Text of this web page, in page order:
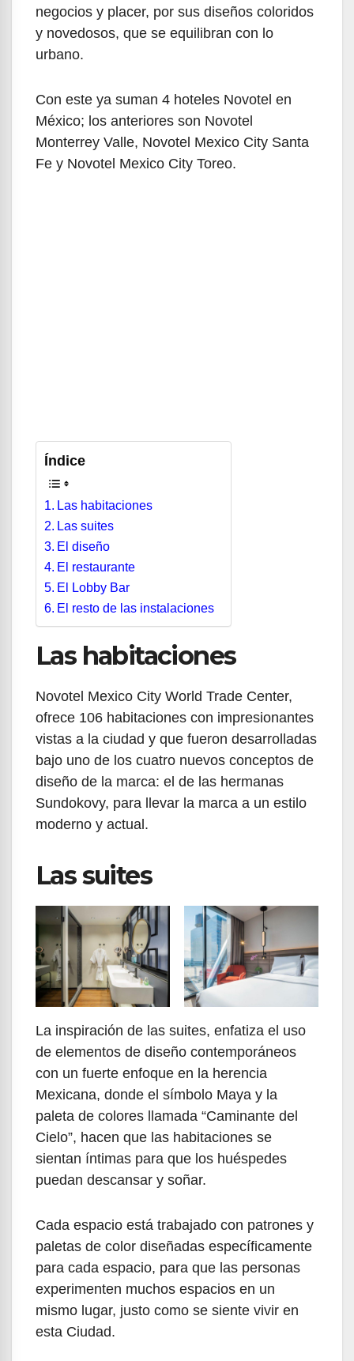
negocios y placer, por sus diseños coloridos
y novedosos, que se equilibran con lo
urbano.
Con este ya suman 4 hoteles Novotel en
México; los anteriores son Novotel
Monterrey Valle, Novotel Mexico City Santa
Fe y Novotel Mexico City Toreo.
Índice
Las habitaciones
Las suites
El diseño
El restaurante
El Lobby Bar
El resto de las instalaciones
Las habitaciones
Novotel Mexico City World Trade Center,
ofrece 106 habitaciones con impresionantes
vistas a la ciudad y que fueron desarrolladas
bajo uno de los cuatro nuevos conceptos de
diseño de la marca: el de las hermanas
Sundokovy, para llevar la marca a un estilo
moderno y actual.
Las suites
La inspiración de las suites, enfatiza el uso
de elementos de diseño contemporáneos
con un fuerte enfoque en la herencia
Mexicana, donde el símbolo Maya y la
paleta de colores llamada “Caminante del
Cielo”, hacen que las habitaciones se
sientan íntimas para que los huéspedes
puedan descansar y soñar.
Cada espacio está trabajado con patrones y
paletas de color diseñadas específicamente
para cada espacio, para que las personas
experimenten muchos espacios en un
mismo lugar, justo como se siente vivir en
esta Ciudad.